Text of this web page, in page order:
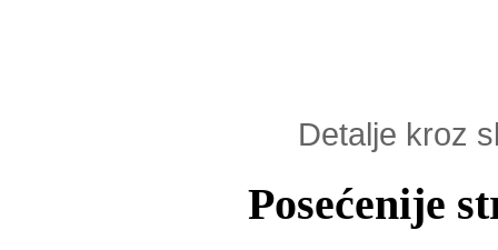
Detalje kroz
Posećenije